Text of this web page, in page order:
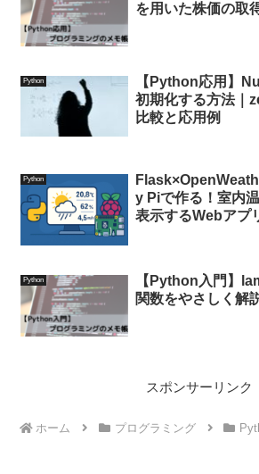
を用いた株価の取
Python
【Python応用】
初期化する方法｜
比較と応用例
Python
y Piで作る！室内
表示するWebアプ
Python
【Python入門】
関数をやさしく解
スポンサーリンク
ホーム プログラミング